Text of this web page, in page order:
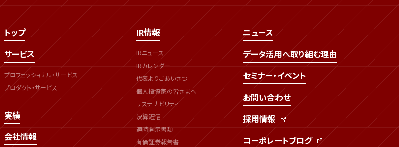
トップ
サービス
プロフェッショナル・サービス
プロダクト・サービス
実績
会社情報
IR情報
IRニュース
IRカレンダー
代表よりごあいさつ
個人投資家の皆さまへ
サステナビリティ
決算短信
適時開示書類
有価証券報告書
ニュース
データ活用へ取り組む理由
セミナー・イベント
お問い合わせ
採用情報
コーポレートブログ